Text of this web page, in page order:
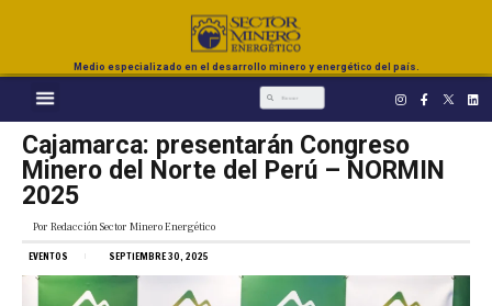
Medio especializado en el desarrollo minero y energético del país.
Cajamarca: presentarán Congreso
Minero del Norte del Perú – NORMIN
2025
Por Redacción Sector Minero Energético
EVENTOS SEPTIEMBRE 30, 2025